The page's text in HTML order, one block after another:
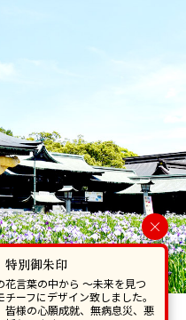
を無断で転写･複製することを
×
特別御朱印
花言葉の中から 〜未来を見つ
チーフにデザイン致しました。
様の心願成就、無病息災、悪